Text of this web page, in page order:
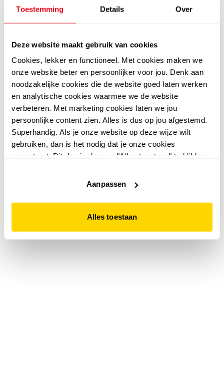
Toestemming Details Over
Deze website maakt gebruik van cookies
Cookies, lekker en functioneel. Met cookies maken we
onze website beter en persoonlijker voor jou. Denk aan
noodzakelijke cookies die de website goed laten werken
en analytische cookies waarmee we de website
verbeteren. Met marketing cookies laten we jou
persoonlijke content zien. Alles is dus op jou afgestemd.
Superhandig. Als je onze website op deze wijze wilt
gebruiken, dan is het nodig dat je onze cookies
accepteert. Dit doe je door op "Alles toestaan" te klikken.
website niet optimaal functioneert.
Aanpassen
Alles toestaan